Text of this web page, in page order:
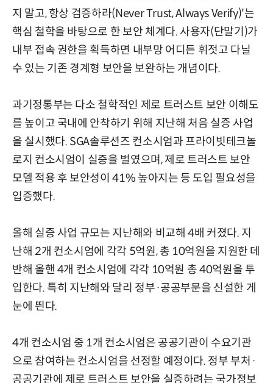
지 말고, 항상 검증하라(Never Trust, Always Verify)'는
핵심 철학을 바탕으로 한 보안 체계다. 사용자(단말기)가
내부 접속 권한을 획득하면 내부망 어디든 휘젓고 다닐
수 있는 기존 경계형 보안을 보완하는 개념이다.
과기정통부는 다소 철학적인 제로 트러스트 보안 이해도
를 높이고 국내에 안착하기 위해 지난해 처음 실증 사업
을 실시했다. SGA솔루션즈 컨소시엄과 프라이빗테크놀
로지 컨소시엄이 실증을 벌였으며, 제로 트러스트 보안
모델 적용 후 보안성이 41% 높아지는 등 도입 필요성을
입증했다.
올해 실증 사업 규모는 지난해와 비교해 4배 커졌다. 지
난해 2개 컨소시엄에 각각 5억원, 총 10억원을 지원한 데
반해 올핸 4개 컨소시엄에 각각 10억원 총 40억원을 투
입한다. 특히 지난해와 달리 정부·공공부문을 신설한 게
눈에 띈다.
4개 컨소시엄 중 1개 컨소시엄은 공공기관이 수요기관
으로 참여하는 컨소시엄을 선정할 예정이다. 정부 부처·
공공기관에 제로 트러스트 보안을 실증하려는 국가정보